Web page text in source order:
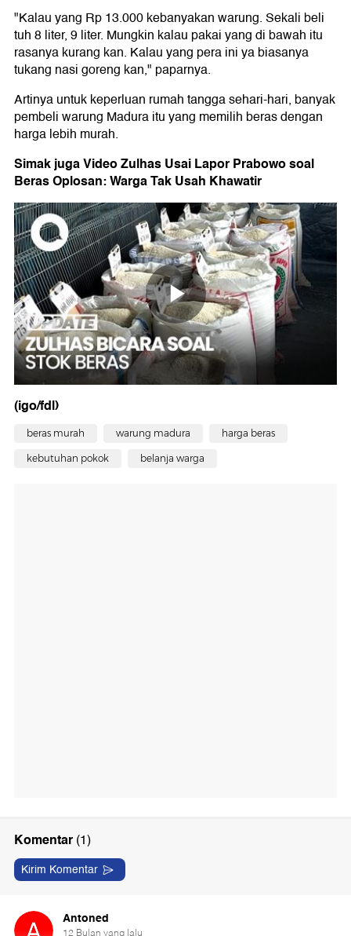
"Kalau yang Rp 13.000 kebanyakan warung. Sekali beli
tuh 8 liter, 9 liter. Mungkin kalau pakai yang di bawah itu
rasanya kurang kan. Kalau yang pera ini ya biasanya
tukang nasi goreng kan," paparnya.
Artinya untuk keperluan rumah tangga sehari-hari, banyak
pembeli warung Madura itu yang memilih beras dengan
harga lebih murah.
Simak juga Video Zulhas Usai Lapor Prabowo soal
Beras Oplosan: Warga Tak Usah Khawatir
(igo/fdl)
beras murah warung madura harga beras
kebutuhan pokok belanja warga